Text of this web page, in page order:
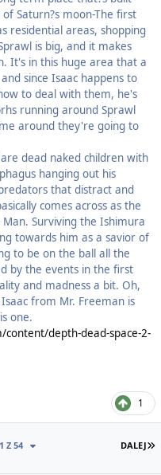
Saturn?s moon-The first
residential areas, shopping
is big, and it makes
It's in this huge area that a
since Isaac happens to
to deal with them, he's
running around Sprawl
around they're going to
dead naked children with
hanging out his
that distract and
comes across as the
Surviving the Ishimura
towards him as a savior of
to be on the ball all the
by the events in the first
and madness a bit. Oh,
from Mr. Freeman is
one.
depth-dead-space-2-
1
DALEJ
Z 54